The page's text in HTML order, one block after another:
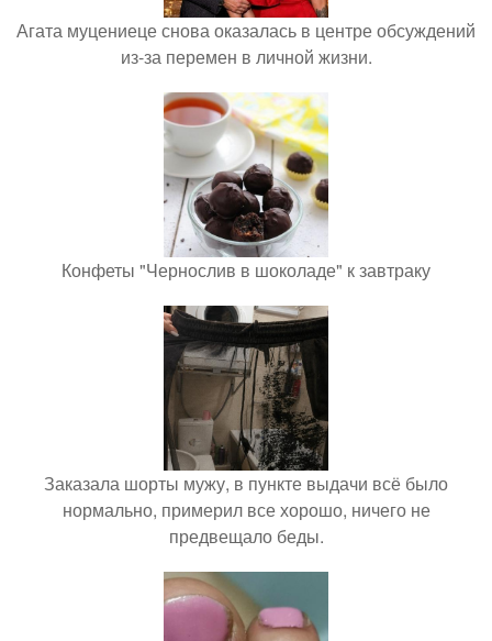
Агата муцениеце снова оказалась в центре обсуждений
из-за перемен в личной жизни.
Конфеты "Чернослив в шоколаде" к завтраку
Заказала шорты мужу, в пункте выдачи всё было
нормально, примерил все хорошо, ничего не
предвещало беды.